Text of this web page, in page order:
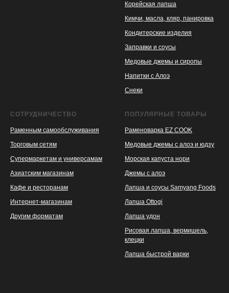
Корейская лапша
Кимчи, масла, кляр, панировка
Кондитерские изделия
Заправки и соусы
Медовые джемы и сиропы
Напитки с Алоэ
Снеки
СОТРУДНИЧЕСТВО
Раменным самообслуживания
Торговым сетям
Супермаркетам и универсамам
Азиатским магазинам
Кафе и ресторанам
Интернет-магазинам
Другим форматам
ПОПУЛЯРНЫЕ ТОВАРЫ
Раменоварка EZ COOK
Медовые джемы с алоэ и юдзу
Морская капуста нори
Джемы с алоэ
Лапша и соусы Samyang Foods
Лапша Ottogi
Лапша удон
Рисовая лапша, вермишель,
клецки
Лапша быстрой варки